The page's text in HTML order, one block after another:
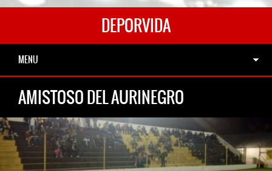
DEPORVIDA
MENU
AMISTOSO DEL AURINEGRO